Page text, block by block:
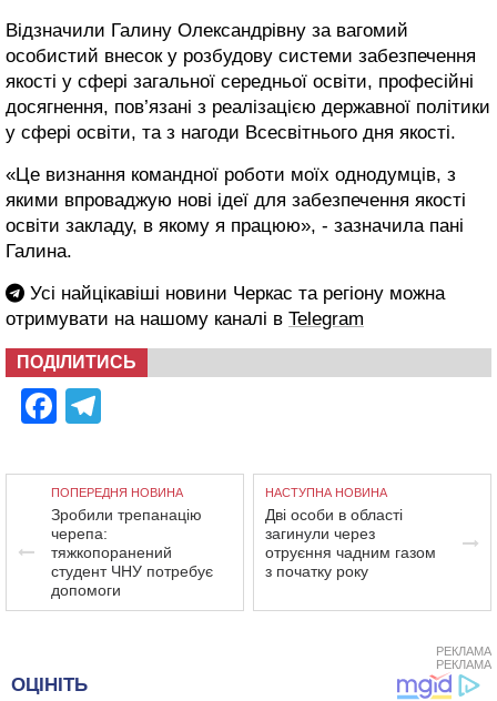
Відзначили Галину Олександрівну за вагомий
особистий внесок у розбудову системи забезпечення
якості у сфері загальної середньої освіти, професійні
досягнення, пов’язані з реалізацією державної політики
у сфері освіти, та з нагоди Всесвітнього дня якості.
«Це визнання командної роботи моїх однодумців, з
якими впроваджую нові ідеї для забезпечення якості
освіти закладу, в якому я працюю», - зазначила пані
Галина.
Усі найцікавіші новини Черкас та регіону можна
отримувати на нашому каналі в Telegram
ПОДІЛИТИСЬ
Facebook
ПОПЕРЕДНЯ НОВИНА
Зробили трепанацію
черепа:
тяжкопоранений
студент ЧНУ потребує
допомоги
НАСТУПНА НОВИНА
Дві особи в області
загинули через
отруєння чадним газом
з початку року
РЕКЛАМА
РЕКЛАМА